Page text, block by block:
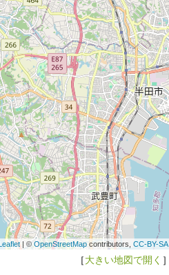
| © OpenStreetMapcontributors, CC-BY-SA
［大きい地図で開く ］